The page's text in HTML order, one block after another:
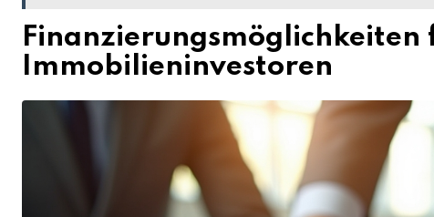
Finanzierungsmöglichkeiten
Immobilieninvestoren